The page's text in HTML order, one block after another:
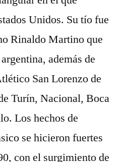
Unidos. Su tío fue
Rinaldo Martino que
además de
San Lorenzo de
Turín, Nacional, Boca
Los hechos de
se hicieron fuertes
con el surgimiento de